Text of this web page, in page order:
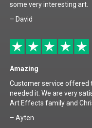
some very interesting art.
– David
Amazing
Customer service offered
needed it. We are very
Art Effects family and
– Ayten